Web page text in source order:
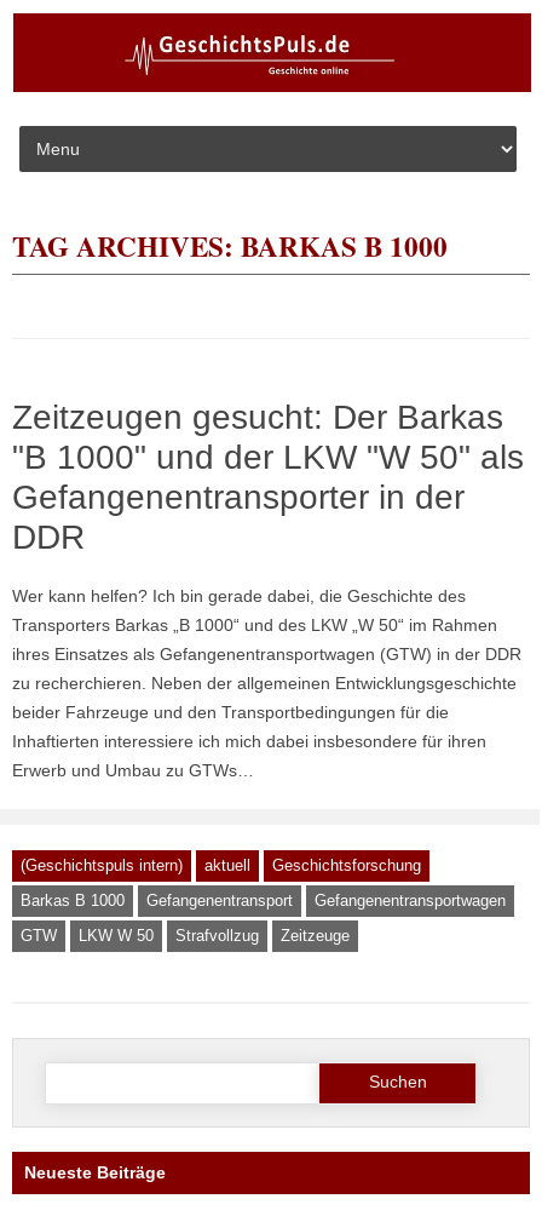
Skip to content
TAG ARCHIVES: BARKAS B 1000
Zeitzeugen gesucht: Der Barkas
"B 1000" und der LKW "W 50" als
Gefangenentransporter in der
DDR
Wer kann helfen? Ich bin gerade dabei, die Geschichte des
Transporters Barkas „B 1000“ und des LKW „W 50“ im Rahmen
ihres Einsatzes als Gefangenentransportwagen (GTW) in der DDR
zu recherchieren. Neben der allgemeinen Entwicklungsgeschichte
beider Fahrzeuge und den Transportbedingungen für die
Inhaftierten interessiere ich mich dabei insbesondere für ihren
Erwerb und Umbau zu GTWs…
(Geschichtspuls intern) aktuell
Geschichtsforschung
Barkas B 1000
Gefangenentransport
Gefangenentransportwagen
GTW
LKW W 50 Strafvollzug Zeitzeuge
Suche
Neueste Beiträge